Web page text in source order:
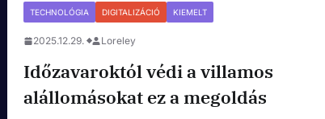
TECHNOLÓGIA DIGITALIZÁCIÓ KIEMELT
2025.12.29. Loreley
Időzavaroktól védi a villamos
alállomásokat ez a megoldás